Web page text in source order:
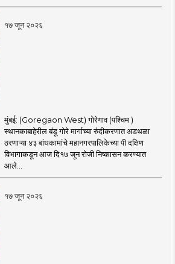
१७ जून २०२६
मुंबई: (Goregaon West) गोरेगाव (पश्चिम )
स्थानकाबाहेरील बंडू गोरे मार्गाच्या रुंदीकरणात अडथळा
ठरणाऱ्या ४३ बांधकामांचे महानगरपालिकेच्या पी दक्षिण
विभागाकडून आज दि१७ जून रोजी निष्कासन करण्यात
आले...
१७ जून २०२६